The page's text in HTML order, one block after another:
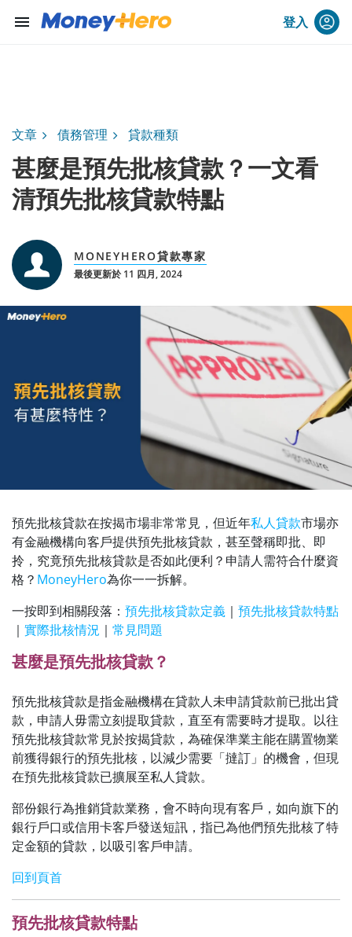
menu 登入
文章 債務管理 貸款種類
甚麼是預先批核貸款？一文看
清預先批核貸款特點
MONEYHERO貸款專家
最後更新於 11 四月, 2024
預先批核貸款在按揭市場非常常見，但近年私人貸款市場亦
有金融機構向客戶提供預先批核貸款，甚至聲稱即批、即
拎，究竟預先批核貸款是否如此便利？申請人需符合什麼資
格？ MoneyHero為你一一拆解。
一按即到相關段落： 預先批核貸款定義 ｜ 預先批核貸款特點
｜ 實際批核情況 ｜ 常見問題
甚麼是預先批核貸款？
預先批核貸款是指金融機構在貸款人未申請貸款前已批出貸
款，申請人毋需立刻提取貸款，直至有需要時才提取。以往
預先批核貸款常見於按揭貸款，為確保準業主能在購置物業
前獲得銀行的預先批核，以減少需要「撻訂」的機會，但現
在預先批核貸款已擴展至私人貸款。
部份銀行為推銷貸款業務，會不時向現有客戶，如向旗下的
銀行戶口或信用卡客戶發送短訊，指已為他們預先批核了特
定金額的貸款，以吸引客戶申請。
回到頁首
預先批核貸款特點